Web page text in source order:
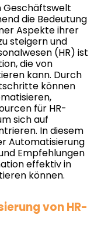
Geschäftswelt
die Bedeutung
Aspekte ihrer
steigern und
(HR) ist
die von
kann. Durch
können
für HR-
sich auf
In diesem
Automatisierung
Empfehlungen
effektiv in
können.
von HR-